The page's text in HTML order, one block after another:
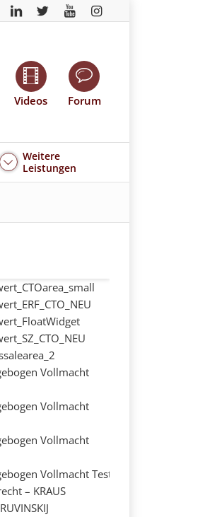
Videos Forum
Weitere
Leistungen
Vollmacht
Vollmacht
Vollmacht
Vollmacht Test
– KRAUS